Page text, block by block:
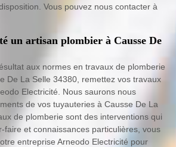
Vous pouvez nous contacter à
un artisan plombier à Causse De
aux normes en travaux de plomberie
De La Selle 34380, remettez vos travaux
Electricité. Nous saurons nous
de vos tuyauteries à Causse De La
de plomberie sont des interventions qui
faire et connaissances particulières, vous
entreprise Arneodo Electricité pour